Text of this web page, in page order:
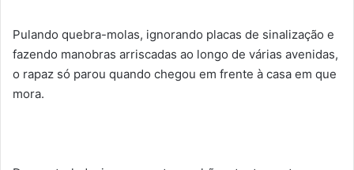
Pulando quebra-molas, ignorando placas de sinalização e
fazendo manobras arriscadas ao longo de várias avenidas,
o rapaz só parou quando chegou em frente à casa em que
mora.